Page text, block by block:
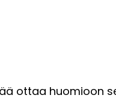
ottaa huomioon